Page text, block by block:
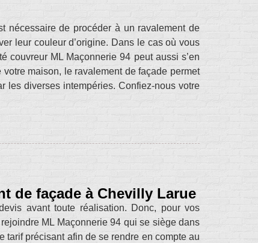
nécessaire de procéder à un ravalement de
leur couleur d’origine. Dans le cas où vous
couvreur ML Maçonnerie 94 peut aussi s’en
maison, le ravalement de façade permet
les diverses intempéries. Confiez-nous votre
de façade à Chevilly Larue
avant toute réalisation. Donc, pour vos
ML Maçonnerie 94 qui se siège dans
précisant afin de se rendre en compte au